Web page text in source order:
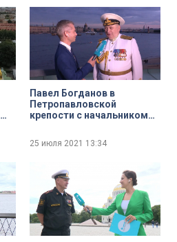
Павел Богданов в
Петропавловской
крепости с начальником
морского училища
Алексеем Масимчуком
25 июля 2021 13:34